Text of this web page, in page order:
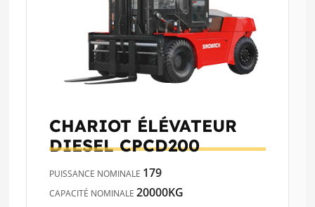
CHARIOT ÉLÉVATEUR
DIESELCPCD200
PUISSANCE NOMINALE 179
CAPACITÉ NOMINALE20000KG